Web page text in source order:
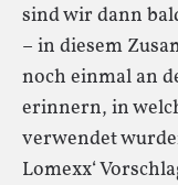
sind wir dann
– in diesem
noch einmal an
erinnern, in
verwendet
Lomexx‘